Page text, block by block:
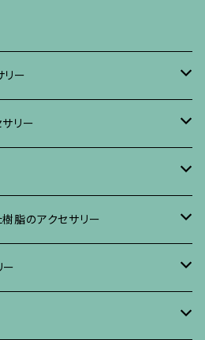
リー
リー
脂のアクセサリー
ー